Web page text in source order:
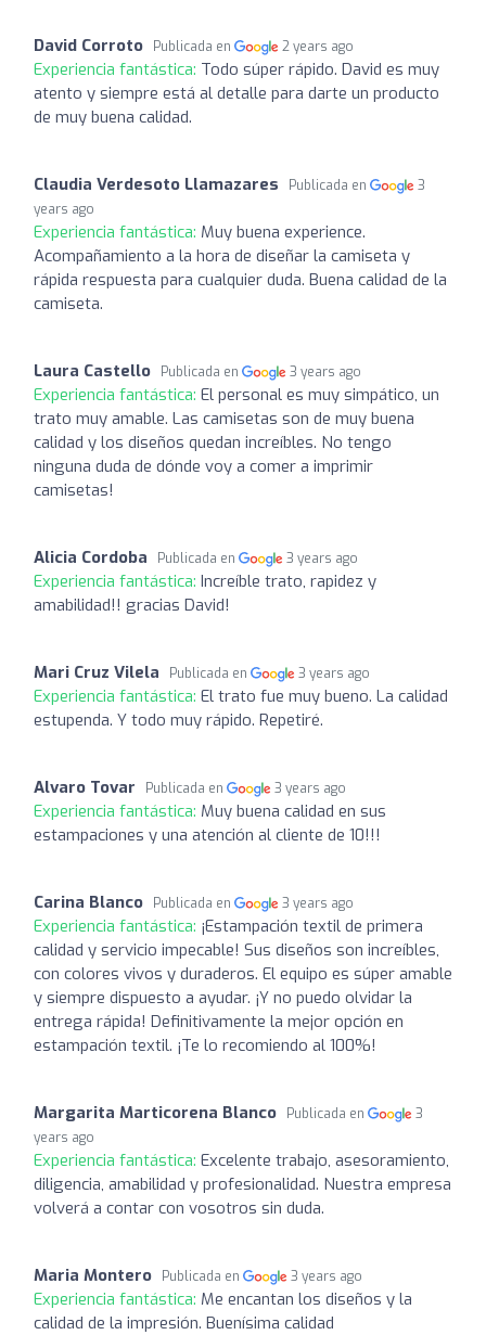
David Corroto Publicada en 2 years ago
Experiencia fantástica: Todo súper rápido. David es muy
atento y siempre está al detalle para darte un producto
de muy buena calidad.
Claudia Verdesoto Llamazares Publicada en
3
years ago
Experiencia fantástica: Muy buena experience.
Acompañamiento a la hora de diseñar la camiseta y
rápida respuesta para cualquier duda. Buena calidad de la
camiseta.
Laura Castello Publicada en 3 years ago
Experiencia fantástica: El personal es muy simpático, un
trato muy amable. Las camisetas son de muy buena
calidad y los diseños quedan increíbles. No tengo
ninguna duda de dónde voy a comer a imprimir
camisetas!
Alicia Cordoba Publicada en 3 years ago
Experiencia fantástica: Increíble trato, rapidez y
amabilidad!! gracias David!
Mari Cruz Vilela Publicada en 3 years ago
Experiencia fantástica: El trato fue muy bueno. La calidad
estupenda. Y todo muy rápido. Repetiré.
Alvaro Tovar Publicada en 3 years ago
Experiencia fantástica: Muy buena calidad en sus
estampaciones y una atención al cliente de 10!!!
Carina Blanco Publicada en 3 years ago
Experiencia fantástica: ¡Estampación textil de primera
calidad y servicio impecable! Sus diseños son increíbles,
con colores vivos y duraderos. El equipo es súper amable
y siempre dispuesto a ayudar. ¡Y no puedo olvidar la
entrega rápida! Definitivamente la mejor opción en
estampación textil. ¡Te lo recomiendo al 100%!
Margarita Marticorena Blanco Publicada en
3
years ago
Experiencia fantástica: Excelente trabajo, asesoramiento,
diligencia, amabilidad y profesionalidad. Nuestra empresa
volverá a contar con vosotros sin duda.
Maria Montero Publicada en 3 years ago
Experiencia fantástica: Me encantan los diseños y la
calidad de la impresión. Buenísima calidad